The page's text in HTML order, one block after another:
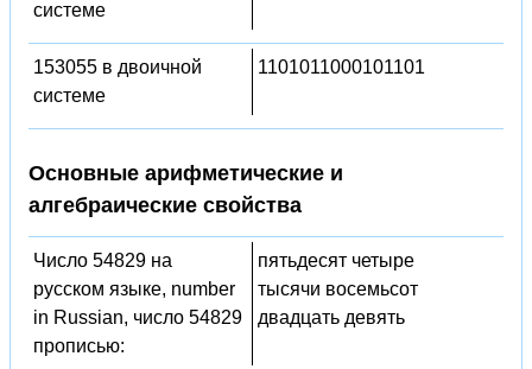
системе
153055 в двоичной
системе
1101011000101101
Основные арифметические и
алгебраические свойства
Число 54829 на
русском языке, number
in Russian, число 54829
прописью:
пятьдесят четыре
тысячи восемьсот
двадцать девять